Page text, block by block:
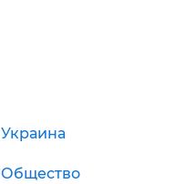
Украина
Общество